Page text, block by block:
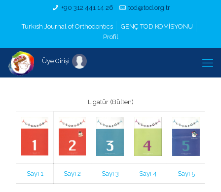
+90 312 441 14 26 tod@tod.org.tr
Turkish Journal of Orthodontics
GENÇ TOD KOMİSYONU
Profil
Üye Girişi
Ligatür (Bülten)
Sayı 1 Sayı 2 Sayı 3 Sayı 4 Sayı 5